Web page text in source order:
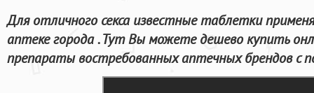
Для отличного секса известные таблетки
аптеке города . Тут Вы можете дешево купить
препараты востребованных аптечных брендов с